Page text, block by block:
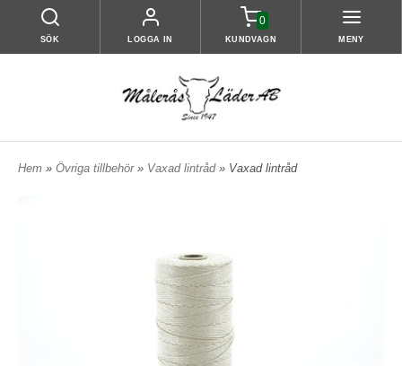
SÖK LOGGA IN
0
KUNDVAGN MENY
Hem » Övriga tillbehör » Vaxad lintråd » Vaxad lintråd